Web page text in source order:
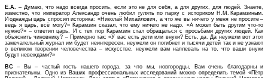
Е.А. – Думаю, что надо всегда просить, если это не для себя, а для других, для людей. Знаете,
известно, что император Александр очень любил гулять по парку с историком Н.М. Карам­зиным.
И однажды царь спросил историка: «Николай Михайлович, а что же вы ничего у меня не просите –
ведь я царь, всё могу?» Карамзин сказал, что ему ничего не надо. «А может быть другим что-то
нужно?» – ответил царь. И с тех пор Карамзин стал обращаться с просьбами других людей. Как
объяснить чиновнику? – Примерно так: «У вас есть дети или внуки? Есть, да. Да неужели вот этот
замечательный журнал им будет неинтересен, неужели он погибнет и тысячи детей так и не узнают
о великом творении человечества – искусстве, неужели вам наплевать на то, что ваши внуки
будут невеждами?»
ВС – Вы – частый гость нашего города, за что мы, новгородцы, Вам очень благодарны и
признательны. Одно из Ваших профессиональных исследований можно определить темой «Пётр